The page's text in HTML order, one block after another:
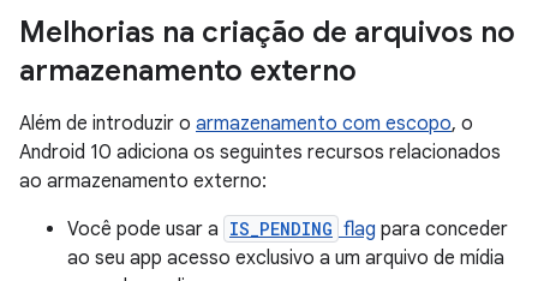
Melhorias na criação de arquivos no
armazenamento externo
Além de introduzir o armazenamento com escopo, o
Android 10 adiciona os seguintes recursos relacionados
ao armazenamento externo:
Você pode usar a IS_PENDING flag para conceder
ao seu app acesso exclusivo a um arquivo de mídia